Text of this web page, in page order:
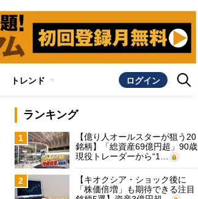
トレンド ログイン
ランキング
1
【億り人オールスターが狙う20
銘柄】「総資産69億円超」90歳
現役トレーダーから“1…
2
【キオクシア・ショック後に
「株価倍増」も期待できる注目